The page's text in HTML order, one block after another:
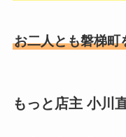
お二人とも磐梯町
もっと店主 小川